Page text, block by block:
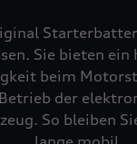
Sie bieten ein
beim
der
So bleiben